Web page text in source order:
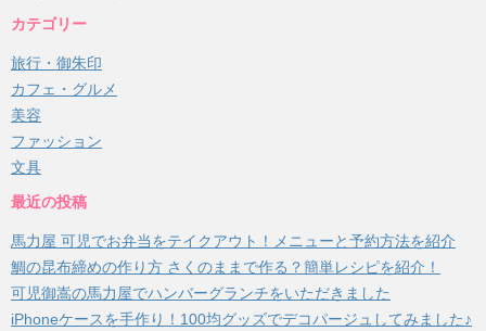
カテゴリー
旅行・御朱印
カフェ・グルメ
美容
ファッション
文具
最近の投稿
馬力屋 可児でお弁当をテイクアウト！メニューと予約方法を紹介
鯛の昆布締めの作り方 さくのままで作る？簡単レシピを紹介！
可児御嵩の馬力屋でハンバーグランチをいただきました
iPhoneケースを手作り！100均グッズでデコパージュしてみました♪